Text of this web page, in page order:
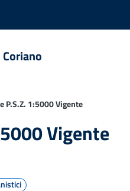
P.S.Z. 1:5000 Vigente
Vigente